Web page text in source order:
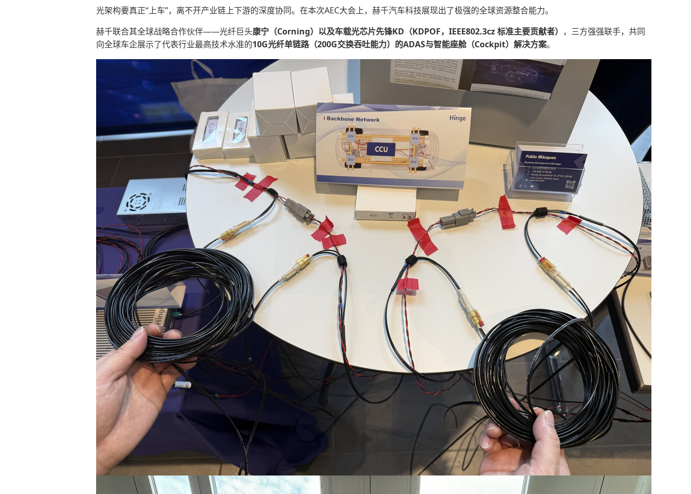
光架构要真正“上车”，离不开产业链上下游的深度协同。在本次AEC大会上，赫千汽车科技展现出了极强的全球资源整合能力。
赫千联合其全球战略合作伙伴——光纤巨头康宁（Corning）以及车载光芯片先锋KD （KDPOF，IEEE802.3cz 标准主要贡献者） ，三方强强联手，共同
向全球车企展示了代表行业最高技术水准的10G光纤单链路（200G交换吞吐能力）的ADAS与智能座舱（Cockpit）解决方案。